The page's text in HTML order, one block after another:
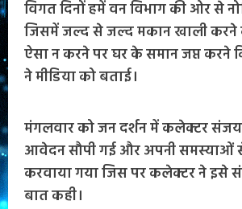
विगत दिनों हमें वन विभाग की ओर से
जिसमें जल्द से जल्द मकान खाली करने
ऐसा न करने पर घर के समान जप्त
ने मीडिया को बताई।
मंगलवार को जन दर्शन में कलेक्टर
आवेदन सौपी गई और अपनी
करवाया गया जिस पर कलेक्टर ने इसे
बात कही।